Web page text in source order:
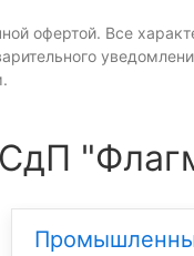
офертой. Все